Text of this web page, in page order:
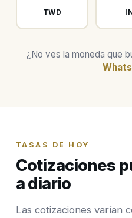
TWD
¿No ves la moneda que
TASAS DE HOY
Cotizaciones
a diario
Las cotizaciones varían